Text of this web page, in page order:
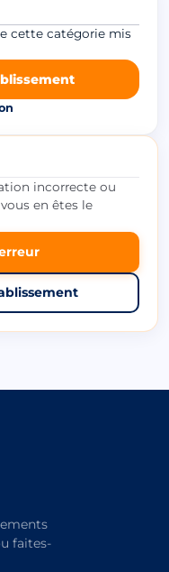
cette catégorie mis
incorrecte ou
en êtes le
faites-